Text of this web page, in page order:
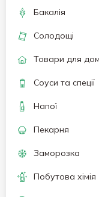
Бакалія
Солодощі
Товари для
Соуси та спеції
Напої
Пекарня
Заморозка
Побутова хімія